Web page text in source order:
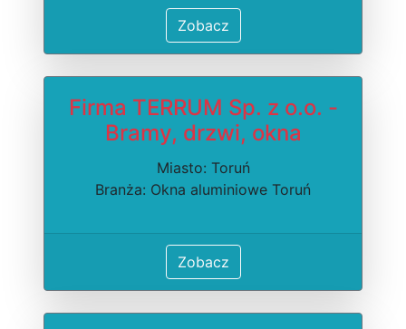
Zobacz
Firma TERRUM Sp. z o.o. -
Bramy, drzwi, okna
Miasto: Toruń
Branża: Okna aluminiowe Toruń
Zobacz